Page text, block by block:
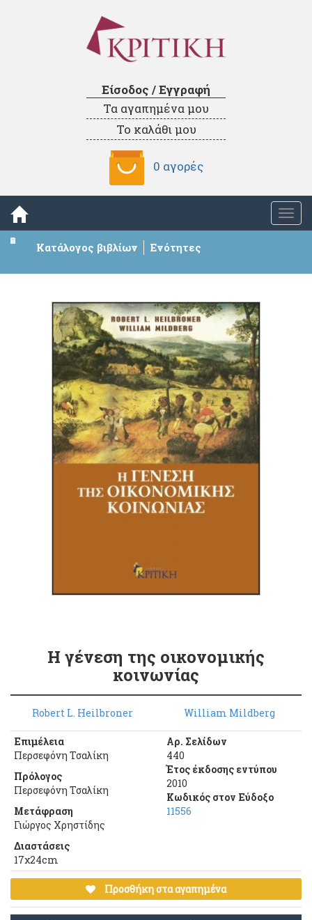
Είσοδος / Εγγραφή
Τα αγαπημένα μου
Το καλάθι μου
0 αγορές
Κατάλογος βιβλίων Ενότητες
Η γένεση της οικονομικής
κοινωνίας
Robert L. Heilbroner William Mildberg
Επιμέλεια
Περσεφόνη Τσαλίκη
Πρόλογος
Περσεφόνη Τσαλίκη
Μετάφραση
Γιώργος Χρηστίδης
Διαστάσεις
17χ24cm
Αρ. Σελίδων
440
Έτος έκδοσης εντύπου
2010
Κωδικός στον Εύδοξο
11556
Προσθήκη στα αγαπημένα